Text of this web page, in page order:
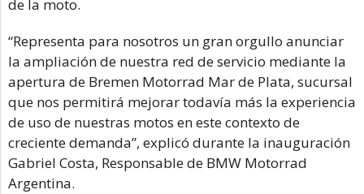
de la moto.
“Representa para nosotros un gran orgullo anunciar
la ampliación de nuestra red de servicio mediante la
apertura de Bremen Motorrad Mar de Plata, sucursal
que nos permitirá mejorar todavía más la experiencia
de uso de nuestras motos en este contexto de
creciente demanda”, explicó durante la inauguración
Gabriel Costa, Responsable de BMW Motorrad
Argentina.